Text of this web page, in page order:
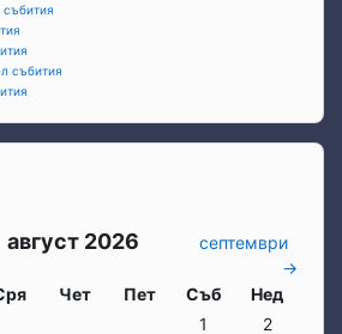
събития
събития
август 2026
септември
→
четвъртък
Чет петък
Пет събота
Съб неделя
Нед
Няма събития,
1 Няма
2